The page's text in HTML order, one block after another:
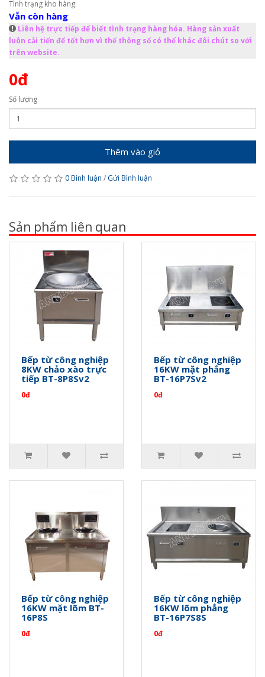
Tình trạng kho hàng:
Vẫn còn hàng
Liên hệ trực tiếp để biết tình trạng hàng hóa. Hàng sản xuất
luôn cải tiến để tốt hơn vì thế thông số có thể khác đôi chút so với
trên website.
0đ
Số lượng
Thêm vào giỏ
0 Bình luận / Gửi Bình luận
Sản phẩm liên quan
Bếp từ công nghiệp
8KW chảo xào trực
tiếp BT-8P8Sv2
0đ
Bếp từ công nghiệp
16KW mặt phẳng
BT-16P7Sv2
0đ
Bếp từ công nghiệp
16KW mặt lõm BT-
16P8S
0đ
Bếp từ công nghiệp
16KW lõm phẳng
BT-16P7S8S
0đ